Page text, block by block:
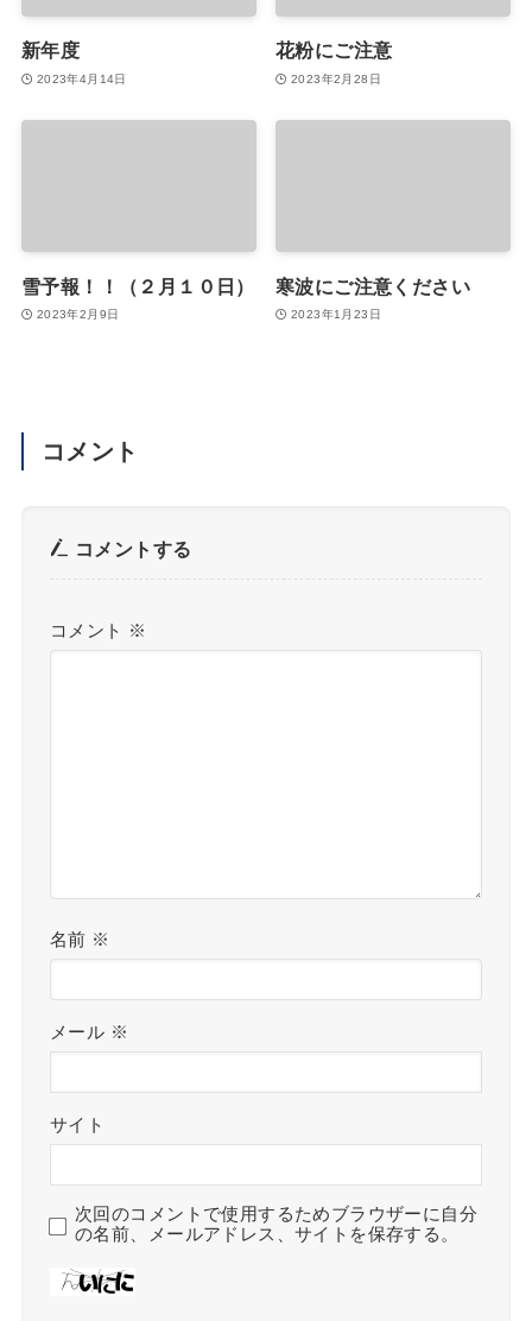
新年度
2023年4月14日
花粉にご注意
2023年2月28日
雪予報！！（２月１０日）
2023年2月9日
寒波にご注意ください
2023年1月23日
コメント
コメントする
コメント ※
名前 ※
メール ※
サイト
次回のコメントで使用するためブラウザーに自分
の名前、メールアドレス、サイトを保存する。